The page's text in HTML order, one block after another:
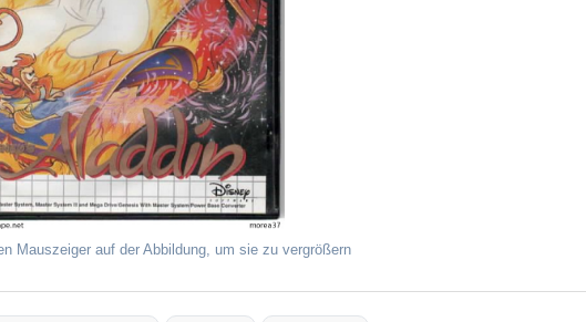
Mauszeiger auf der Abbildung, um sie zu vergrößern